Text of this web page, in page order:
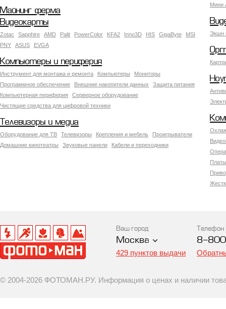
Мини
Майнинг ферма
Экшн
Видеокарты
Zotac Sapphire AMD Palit PowerColor KFA2 Inno3D HIS GigaByte
MSI
PNY
ASUS EVGA
Компьютеры и периферия
Инструмент для монтажа и ремонта Компьютеры
Мониторы
Программное обеспечение
Внешние накопители данных
Защита питания
Компьютерная периферия
Серверное оборудование
Чистящие средства для цифровой техники
Телевизоры и медиа
Оборудование для ТВ Телевизоры Крепления и мебель
Проигрыватели
Домашние кинотеатры
Звуковые панели Кабели и переходники
Ваш город
Москва
429 пунктов выдачи
Телефон
8-
© 2004-2026 ФОТОМАН.РУ. Информация о ценах и наличии